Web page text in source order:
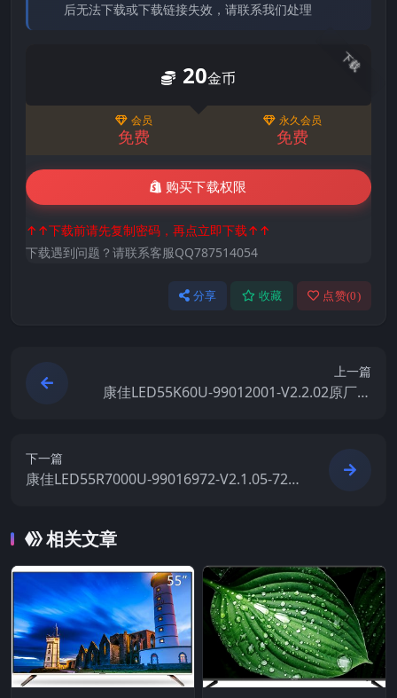
后无法下载或下载链接失效，请联系我们处理
下载
20金币
会员
免费
永久会员
免费
购买下载权限
↑↑下载前请先复制密码，再点立即下载↑↑
下载遇到问题？请联系客服QQ787514054
分享 收藏 点赞(0)
上一篇
康佳LED55K60U-99012001-V2.2.02原厂系
下一篇
康佳LED55R7000U-99016972-V2.1.05-720
相关文章